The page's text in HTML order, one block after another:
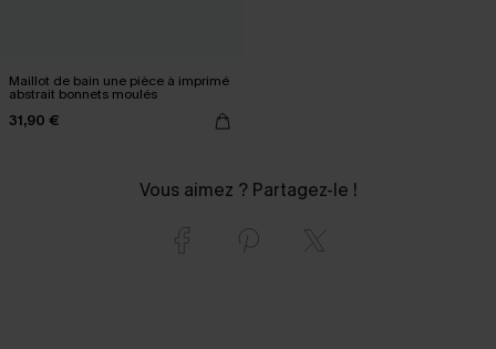
Maillot de bain une pièce à imprimé
abstrait bonnets moulés
31,90 €
Vous aimez ? Partagez-le !